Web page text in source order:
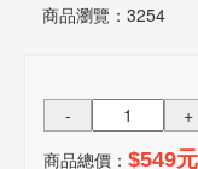
商品瀏覽： 3254
-
+
商品總價： $549元